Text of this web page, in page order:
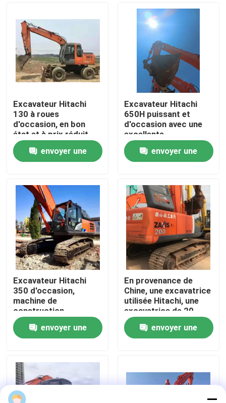
À la maison
Produits
À propos de nous
Visite de l'usine
Contrôle de la qualité
Nous contacter
Demandez un devis
Machines de construction de routes
Machines de construction utilisées
Excavateur Hitachi
130 à roues
d'occasion, en bon
état et à prix réduit
envoyer une
Excavateur Hitachi
650H puissant et
d'occasion avec une
excellente
performance
envoyer une
Excavateur Hitachi
350 d'occasion,
machine de
construction
d'occasion
envoyer une
En provenance de
Chine, une excavatrice
utilisée Hitachi, une
excavatrice de 20
tonnes
envoyer une